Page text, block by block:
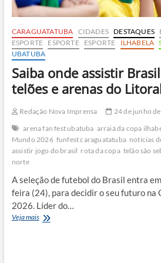
CARAGUATATUBA CIDADES DESTAQUES
ESPORTE ESPORTE ESPORTE ILHABELA
UBATUBA
Saiba onde assistir
telões e arenas do
Redação Nova Imprensa
24 de junho
arena fan fest ubatuba arraiá da copa
Mundo 2026 funfest caraguatatuba notícias
assistir jogo do brasil rota da copa telão são
norte
A seleção de futebol do Brasil entra
feira (24), para decidir o seu futuro na
2026. Líder do…
Veja maisSaiba